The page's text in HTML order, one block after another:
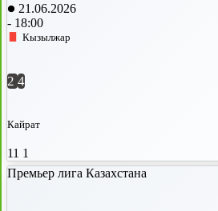
21.06.2026
- 18:00
Кызылжар
2 4
Кайрат
11 1
Премьер лига Казахстана